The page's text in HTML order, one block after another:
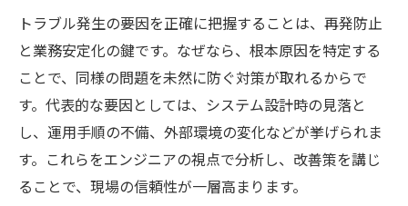
トラブル発生の要因を正確に把握することは、再発防止
と業務安定化の鍵です。なぜなら、根本原因を特定する
ことで、同様の問題を未然に防ぐ対策が取れるからで
す。代表的な要因としては、システム設計時の見落と
し、運用手順の不備、外部環境の変化などが挙げられま
す。これらをエンジニアの視点で分析し、改善策を講じ
ることで、現場の信頼性が一層高まります。